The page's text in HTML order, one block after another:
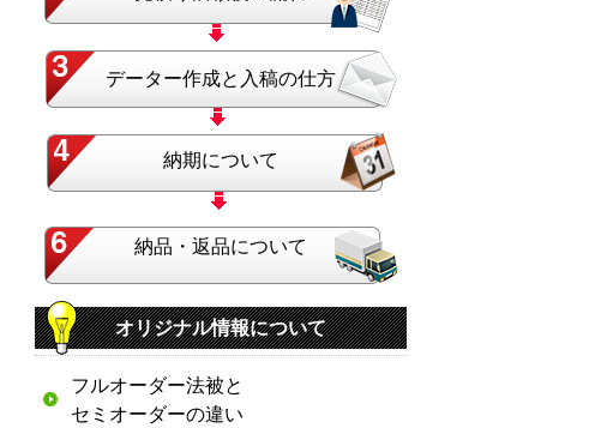
データー作成と入稿の仕方
納期について
納品・返品について
オリジナル情報について
フルオーダー法被と
セミオーダーの違い